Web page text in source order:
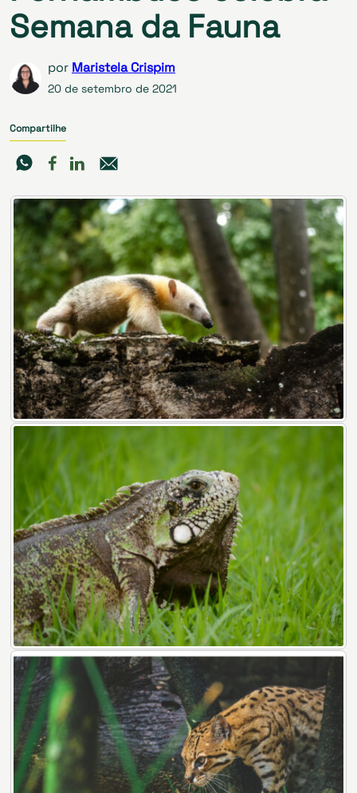
Semana da Fauna
por Maristela Crispim
20 de setembro de 2021
Compartilhe